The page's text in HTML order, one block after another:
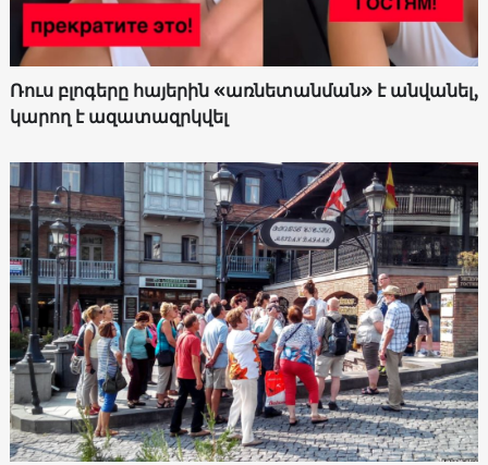
Ռուս բլոգերը հայերին «առնետանման» է անվանել,
կարող է ազատազրկվել